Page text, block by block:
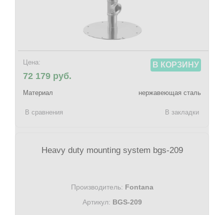
Цена:
72 179 руб.
В КОРЗИНУ
Материал нержавеющая сталь
В сравнения В закладки
Heavy duty mounting system bgs-209
Производитель: Fontana
Артикул: BGS-209